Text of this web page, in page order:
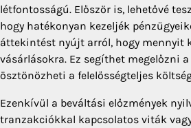
létfontosságú. Először is, lehetővé
hogy hatékonyan kezeljék
áttekintést nyújt arról, hogy mennyit
vásárlásokra. Ez segíthet megelőzni
ösztönözheti a felelősségteljes
Ezenkívül a beváltási előzmények
tranzakciókkal kapcsolatos viták